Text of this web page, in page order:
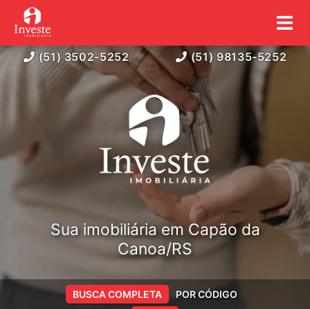
(51) 3502-5252 (51) 98135-5252
Sua imobiliária em Capão da
Canoa/RS
BUSCA COMPLETA POR CÓDIGO